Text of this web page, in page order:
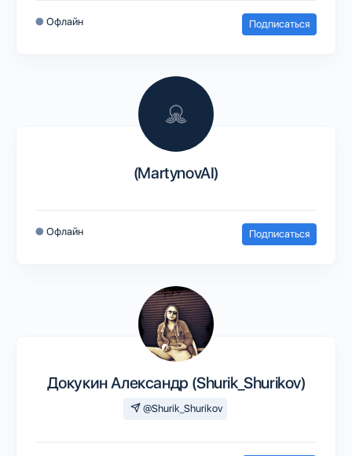
● Офлайн Подписаться
(MartynovAI)
● Офлайн Подписаться
Докукин Александр (Shurik_Shurikov)
@Shurik_Shurikov